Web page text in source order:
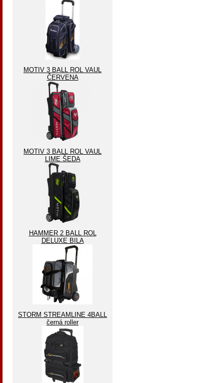
MOTIV 3 BALL ROL VAUL
ČERVENA
MOTIV 3 BALL ROL VAUL
LIME ŠEDA
HAMMER 2 BALL ROL
DELUXE BILA
STORM STREAMLINE 4BALL
černá roller